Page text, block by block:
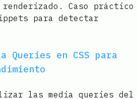
Caso práctico
para detectar
Queries en CSS para
las media queries del